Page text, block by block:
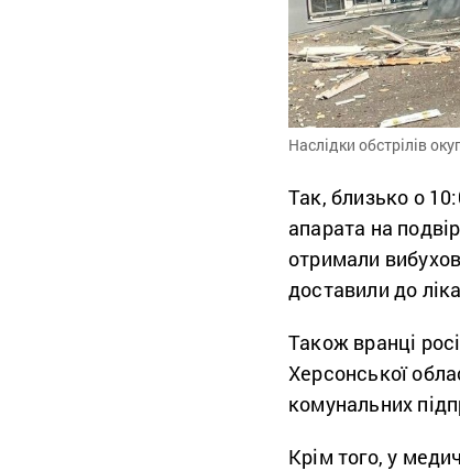
Наслідки обстрілів
Так, близько о
апарата на
отримали
доставили до
Також вранці
Херсонської
комунальних
Крім того, у